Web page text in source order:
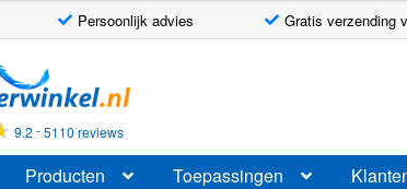
Persoonlijk advies Gratis verzending
9.2 -5110 reviews
Producten Toepassingen